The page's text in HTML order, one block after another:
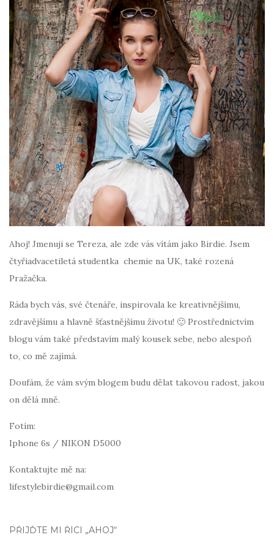
Ahoj! Jmenuji se Tereza, ale zde vás vítám jako Birdie. Jsem
čtyřiadvacetiletá studentka chemie na UK, také rozená
Pražačka.
Ráda bych vás, své čtenáře, inspirovala ke kreativnějšímu,
zdravějšímu a hlavně šťastnějšímu životu! 🙂 Prostřednictvím
blogu vám také představím malý kousek sebe, nebo alespoň
to, co mě zajímá.
Doufám, že vám svým blogem budu dělat takovou radost, jakou
on dělá mně.
Fotím:
Iphone 6s / NIKON D5000
Kontaktujte mě na:
lifestylebirdie@gmail.com
PŘIJĎTE MI ŘÍCI „AHOJ“